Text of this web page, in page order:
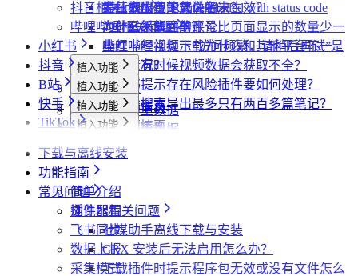
第三方收费下载说明
为什么不能注册账号
为什么配置的文件名未生效？
提示权限不足怎么解决？
小红书出现“Request failed with status code
406“是怎么回事？
小红书经常提示“访问频繁，请稍后再试”是
什么情况？
小红书提示存在风险插件要如何处理？
为什么搜索导出最多只有两百多篇笔记？
抖音相关问题
为什么采集到的评论比页面显示的数量少一
些？
为什么有时候视频数据会获取不全？
哔哩哔哩相关问题
哔哩哔哩视频下载为什么和其他平台不一
样？
小红书
植入功能
专辑页
笔记详情页
搜索页
博主详情页
批量采集
采集博主数据
采集评论数据
采集笔记数据
其他功能
链接转换
抖音
植入功能
搜索页
达人详情页
视频详情页
批量采集
采集达人数据
采集视频数据
其他功能
链接转换
B站
植入功能
搜索页
UP主详情页
批量采集
采集评论数据
采集视频数据
其他功能
快手
植入功能
达人详情页
视频详情页
批量采集
采集评论数据
采集视频数据
其他功能
链接转换
TikTok
达人详情页
视频详情页
批量采集
采集达人数据
采集视频数据
采集评论数据
其他功能
短链解析
下载与离线安装
功能指南
简单介绍
插件配置
飞书同步
数据上报
采集模式
常见问题
浏览器相关问题
社媒助手离线下载与安装
CRX 安装后无法启用怎么办？
下载插件时提示程序包无效或没有文件怎么